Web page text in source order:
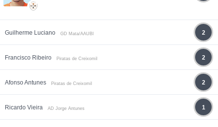
Guilherme Luciano GD Mata/AAUBI 2
Francisco Ribeiro Piratas de Creixomil 2
Afonso Antunes Piratas de Creixomil 2
Ricardo Vieira AD Jorge Antunes 1